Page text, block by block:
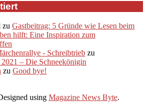
zu Gastbeitrag: 5 Gründe wie Lesen beim
hilft: Eine Inspiration zum
- Schreibtrieb zu
– Die Schneekönigin
zu Good bye!
using Magazine News Byte.